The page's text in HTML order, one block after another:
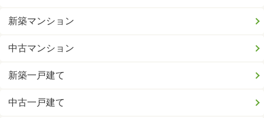
新築マンション
中古マンション
新築一戸建て
中古一戸建て